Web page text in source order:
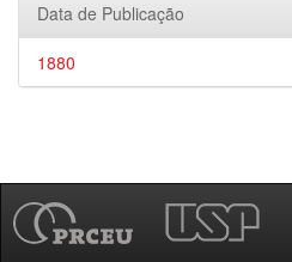
Data de Publicação
1880